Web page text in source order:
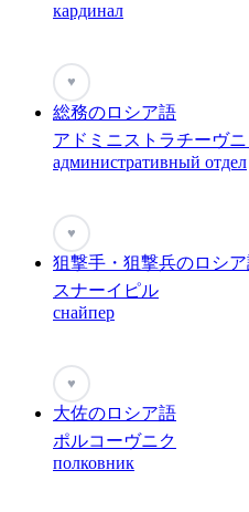
кардинал
♥
総務のロシア語
アドミニストラチーヴ
административный отдел
♥
狙撃手・狙撃兵のロシ
スナーイピル
снайпер
♥
大佐のロシア語
ポルコーヴニク
полковник